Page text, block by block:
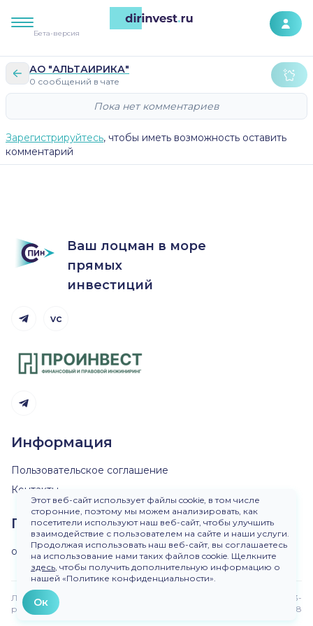
Этот веб-сайт использует файлы cookie, в том числе
сторонние, поэтому мы можем анализировать, как
посетители используют наш веб-сайт, чтобы улучшить
взаимодействие с пользователем на сайте и наши услуги.
Продолжая использовать наш веб-сайт, вы соглашаетесь
на использование нами таких файлов cookie. Щелкните
здесь, чтобы получить дополнительную информацию о
нашей «Политике конфиденциальности».
Ок
Бета-версия
АО "АЛЬТАИРИКА"
0 сообщений в чате
Пока нет комментариев
Зарегистрируйтесь, чтобы иметь возможность оставить
комментарий
Ваш лоцман в море
прямых
инвестиций
Telegram канал
vc
Telegram канал
Информация
Пользовательское соглашение
Контакты
Пишите нам
ok@dirinvest.ru
Любое использование материалов сайта без
разрешения запрещено.
Версия 3-
beta.48